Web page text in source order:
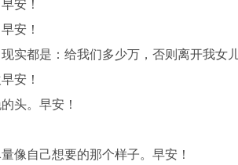
安！
安！
实都是：给我们多少万，否则离开我女
安！
头。早安！
像自己想要的那个样子。早安！